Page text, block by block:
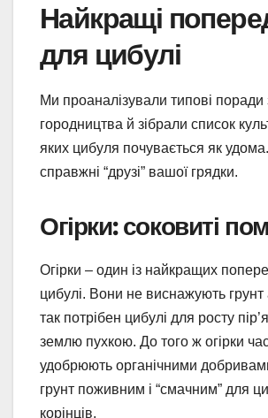
Найкращі
для цибулі
Ми проаналізували типові поради
городництва й зібрали список
яких цибуля почувається як
справжні “друзі” вашої грядки.
Огірки: соковиті
Огірки – один із найкращих
цибулі. Вони не виснажують грунт
так потрібен цибулі для росту
землю пухкою. До того ж огірки
удобрюють органічними
грунт поживним і “смачним” для
корінців.